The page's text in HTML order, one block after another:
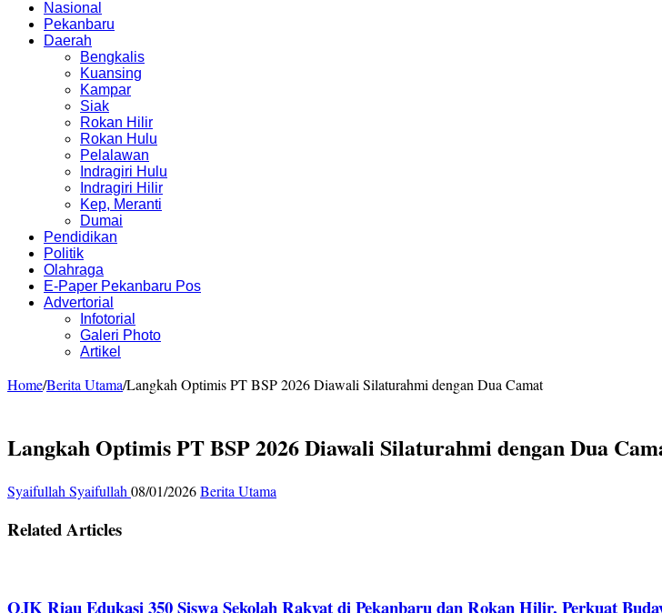
Nasional
Pekanbaru
Daerah
Bengkalis
Kuansing
Kampar
Siak
Rokan Hilir
Rokan Hulu
Pelalawan
Indragiri Hulu
Indragiri Hilir
Kep, Meranti
Dumai
Pendidikan
Politik
Olahraga
E-Paper Pekanbaru Pos
Advertorial
Infotorial
Galeri Photo
Artikel
Home/Berita Utama/Langkah Optimis PT BSP 2026 Diawali Silaturahmi dengan Dua Camat
Langkah Optimis PT BSP 2026 Diawali Silaturahmi dengan Dua
Syaifullah Syaifullah 08/01/2026Berita Utama
Related Articles
OJK Riau Edukasi 350 Siswa Sekolah Rakyat di Pekanbaru dan Rokan Hilir, Perkuat